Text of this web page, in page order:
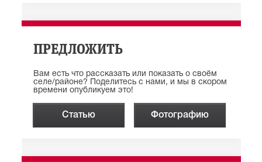
ПРЕДЛОЖИТЬ
Вам есть что рассказать или показать о своём
селе/районе? Поделитесь с нами, и мы в скором
времени опубликуем это!
Статью Фотографию